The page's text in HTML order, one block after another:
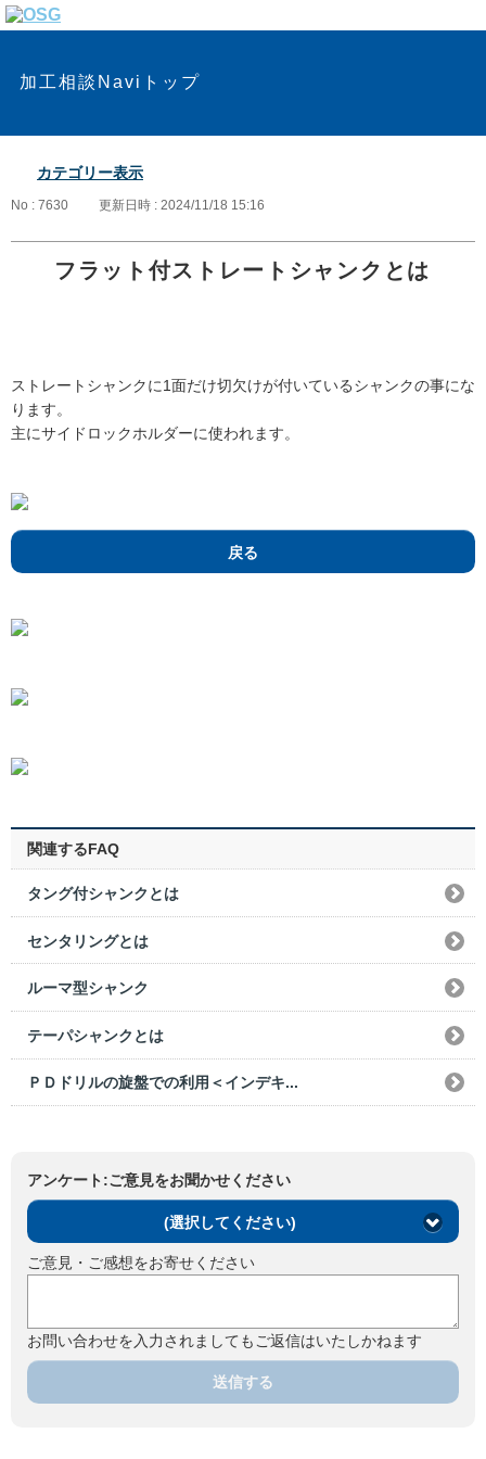
加工相談Naviトップ
カテゴリー表示
No : 7630 更新日時 : 2024/11/18 15:16
フラット付ストレートシャンクとは
ストレートシャンクに1面だけ切欠けが付いているシャンクの事にな
ります。
主にサイドロックホルダーに使われます。
戻る
関連するFAQ
タング付シャンクとは
センタリングとは
ルーマ型シャンク
テーパシャンクとは
ＰＤドリルの旋盤での利用＜インデキ...
アンケート:ご意見をお聞かせください
(選択してください)
ご意見・ご感想をお寄せください
お問い合わせを入力されましてもご返信はいたしかねます
送信する